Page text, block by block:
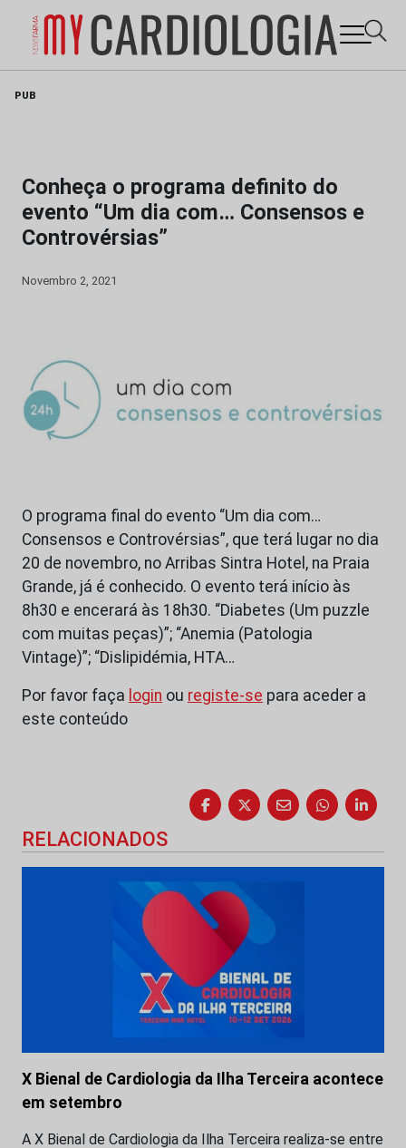
PUB
Conheça o programa definito do
evento “Um dia com… Consensos e
Controvérsias”
Novembro 2, 2021
O programa final do evento “Um dia com…
Consensos e Controvérsias”, que terá lugar no dia
20 de novembro, no Arribas Sintra Hotel, na Praia
Grande, já é conhecido. O evento terá início às
8h30 e encerará às 18h30. “Diabetes (Um puzzle
com muitas peças)”; “Anemia (Patologia
Vintage)”; “Dislipidémia, HTA…
Por favor faça login ou registe-se para aceder a
este conteúdo
RELACIONADOS
X Bienal de Cardiologia da Ilha Terceira acontece
em setembro
A X Bienal de Cardiologia da Ilha Terceira realiza-se entre